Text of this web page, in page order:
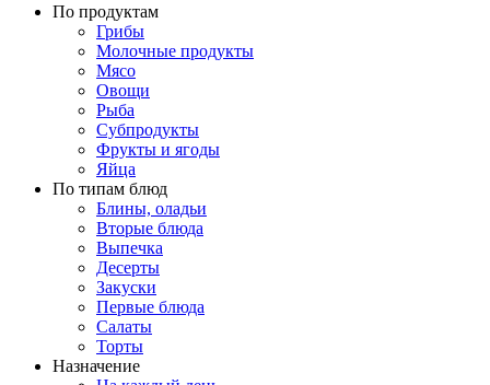
По продуктам
Грибы
Молочные продукты
Мясо
Овощи
Рыба
Субпродукты
Фрукты и ягоды
Яйца
По типам блюд
Блины, оладьи
Вторые блюда
Выпечка
Десерты
Закуски
Первые блюда
Салаты
Торты
Назначение